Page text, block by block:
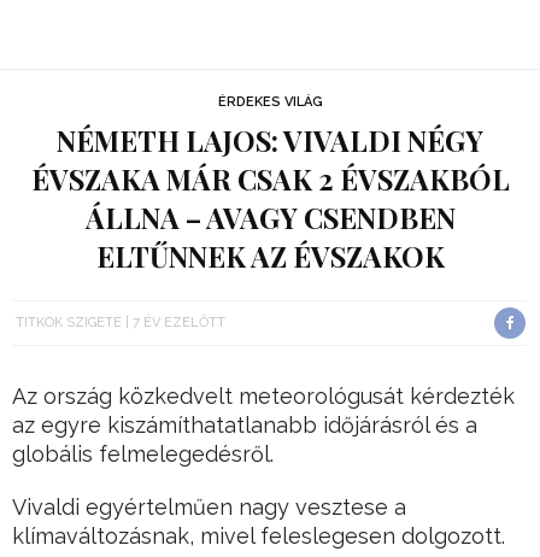
ÉRDEKES VILÁG
NÉMETH LAJOS: VIVALDI NÉGY
ÉVSZAKA MÁR CSAK 2 ÉVSZAKBÓL
ÁLLNA – AVAGY CSENDBEN
ELTŰNNEK AZ ÉVSZAKOK
TITKOK SZIGETE 7 ÉV EZELŐTT
Az ország közkedvelt meteorológusát kérdezték
az egyre kiszámíthatatlanabb időjárásról és a
globális felmelegedésről.
Vivaldi egyértelműen nagy vesztese a
klímaváltozásnak, mivel feleslegesen dolgozott.